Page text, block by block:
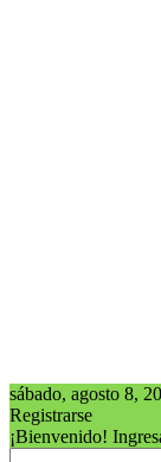
sábado, agosto 8,
Registrarse
¡Bienvenido!